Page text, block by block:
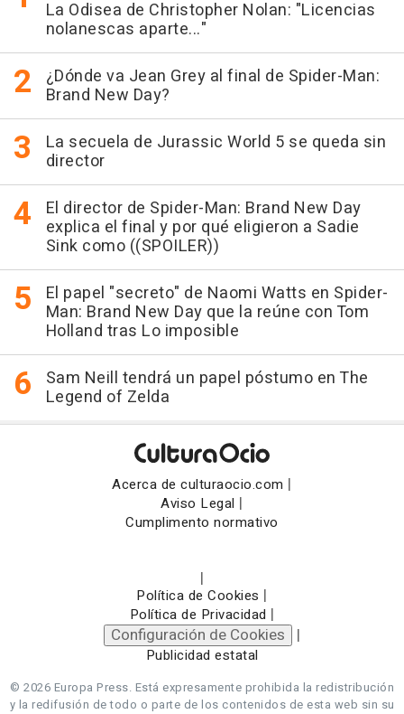
La Odisea de Christopher Nolan: "Licencias
nolanescas aparte..."
¿Dónde va Jean Grey al final de Spider-Man:
Brand New Day?
La secuela de Jurassic World 5 se queda sin
director
El director de Spider-Man: Brand New Day
explica el final y por qué eligieron a Sadie
Sink como ((SPOILER))
El papel "secreto" de Naomi Watts en Spider-
Man: Brand New Day que la reúne con Tom
Holland tras Lo imposible
Sam Neill tendrá un papel póstumo en The
Legend of Zelda
Acerca de culturaocio.com |
Aviso Legal |
Cumplimento normativo
|
Política de Cookies |
Política de Privacidad |
Configuración de Cookies |
Publicidad estatal
© 2026 Europa Press. Está expresamente prohibida la redistribución
y la redifusión de todo o parte de los contenidos de esta web sin su